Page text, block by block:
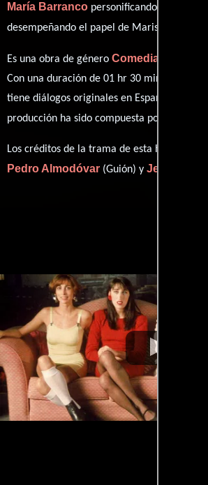
María Barranco personificando a Candela
desempeñando el papel de Marisa (
Es una obra de género Comedia
Con una duración de 01 hr 30 min (90
tiene diálogos originales en Español
producción ha sido compuesta por
Los créditos de la trama de esta historia
Pedro Almodóvar (Guión) y Jean